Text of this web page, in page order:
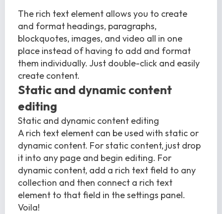
The rich text element allows you to create
and format headings, paragraphs,
blockquotes, images, and video all in one
place instead of having to add and format
them individually. Just double-click and easily
create content.
Static and dynamic content
editing
Static and dynamic content editing
A rich text element can be used with static or
dynamic content. For static content, just drop
it into any page and begin editing. For
dynamic content, add a rich text field to any
collection and then connect a rich text
element to that field in the settings panel.
Voila!